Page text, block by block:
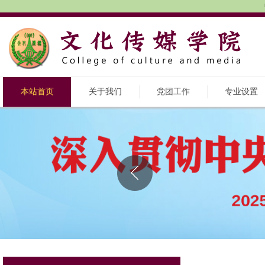
本站首页 关于我们 党团工作 专业设置